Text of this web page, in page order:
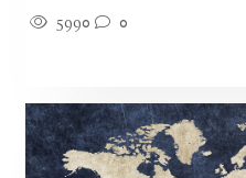
5990 0